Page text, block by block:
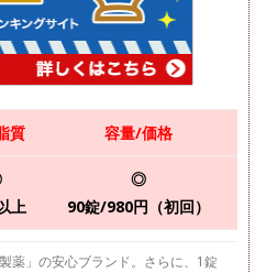
質 容量/価格
上
◎
90錠/980円（初回）
薬」の安心ブランド。さらに、1錠